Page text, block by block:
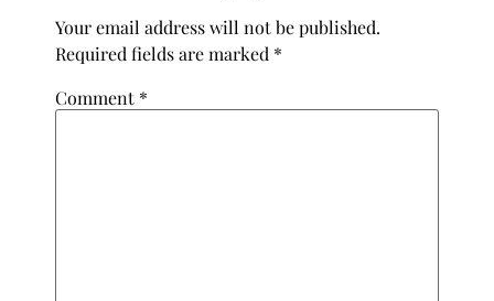
Your email address will not be published.
Required fields are marked *
Comment *